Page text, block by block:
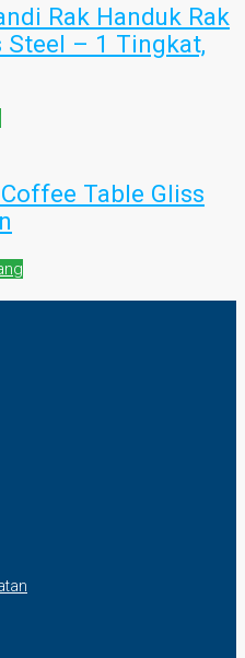
Rak Handuk Rak
Steel – 1 Tingkat,
Table Gliss